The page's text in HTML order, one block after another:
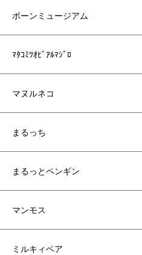
ボーンミュージアム
ﾏﾀｺﾐﾂｵﾋﾞｱﾙﾏｼﾞﾛ
マヌルネコ
まるっち
まるっとペンギン
マンモス
ミルキィベア